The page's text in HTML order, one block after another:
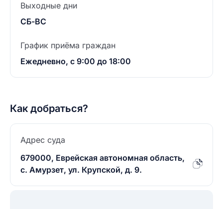
Выходные дни
СБ-ВС
График приёма граждан
Ежедневно, с 9:00 до 18:00
Как добраться?
Адрес суда
679000, Еврейская автономная область,
с. Амурзет, ул. Крупской, д. 9.